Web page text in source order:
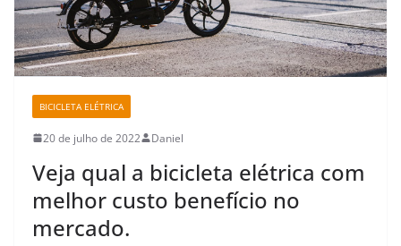
BICICLETA ELÉTRICA
20 de julho de 2022 Daniel
Veja qual a bicicleta elétrica com
melhor custo benefício no
mercado.